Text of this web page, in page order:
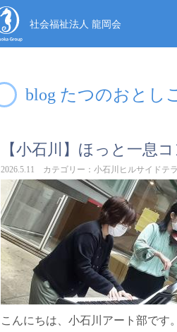
社会福祉法人 龍岡会
blog たつのおとし
【小石川】ほっと一息
2026.5.11 カテゴリー：小石川ヒルサイドテ
こんにちは、小石川アート部です。